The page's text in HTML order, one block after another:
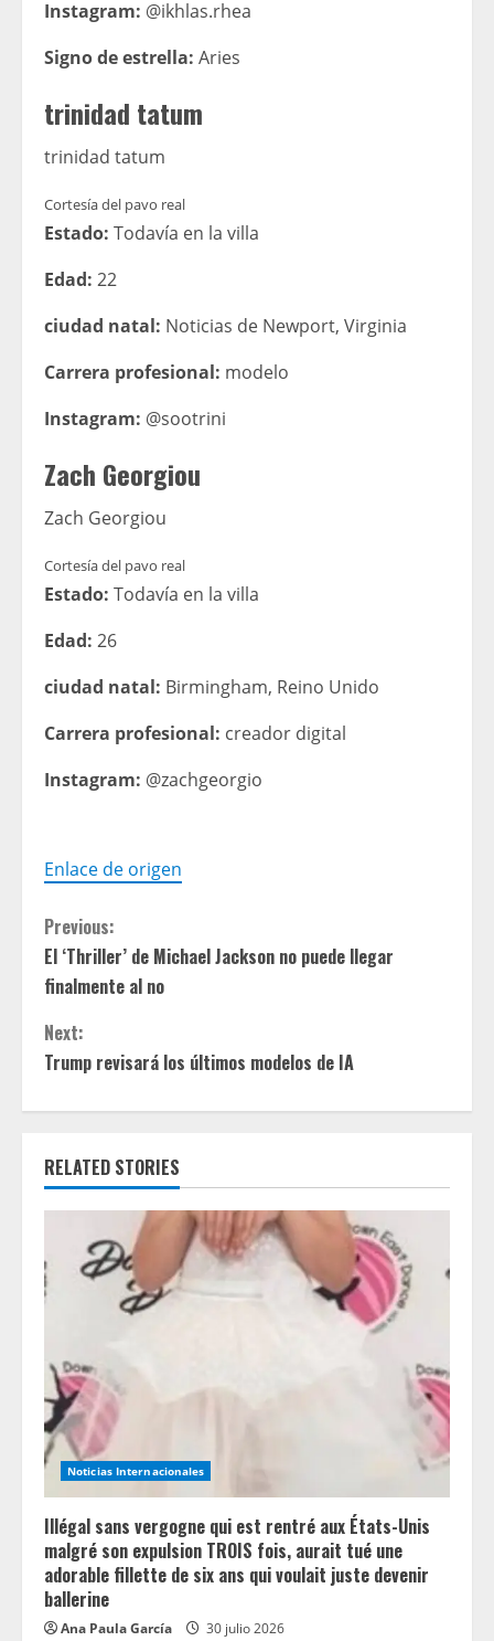
Instagram: @ikhlas.rhea
Signo de estrella: Aries
trinidad tatum
trinidad tatum
Cortesía del pavo real
Estado: Todavía en la villa
Edad: 22
ciudad natal: Noticias de Newport, Virginia
Carrera profesional: modelo
Instagram: @sootrini
Zach Georgiou
Zach Georgiou
Cortesía del pavo real
Estado: Todavía en la villa
Edad: 26
ciudad natal: Birmingham, Reino Unido
Carrera profesional: creador digital
Instagram: @zachgeorgio
Enlace de origen
C
o
n
t
i
n
u
e
R
e
a
d
i
n
g
Previous:
El ‘Thriller’ de Michael Jackson no puede llegar
finalmente al no
Next:
Trump revisará los últimos modelos de IA
RELATED STORIES
Noticias Internacionales
Illégal sans vergogne qui est rentré aux États-Unis
malgré son expulsion TROIS fois, aurait tué une
adorable fillette de six ans qui voulait juste devenir
ballerine
Ana Paula García 30 julio 2026